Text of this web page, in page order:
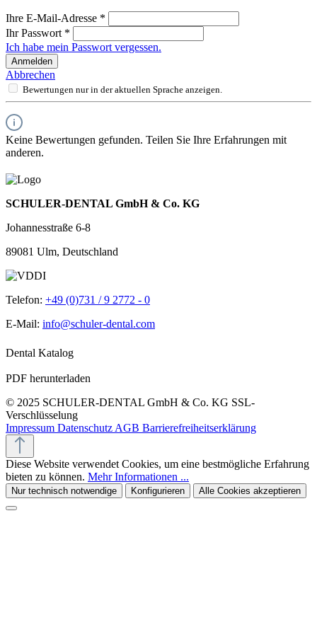
Ihre E-Mail-Adresse *
Ihr Passwort *
Ich habe mein Passwort vergessen.
Anmelden
Abbrechen
Bewertungen nur in der aktuellen Sprache anzeigen.
Keine Bewertungen gefunden. Teilen Sie Ihre Erfahrungen mit
anderen.
SCHULER-DENTAL GmbH & Co. KG
Johannesstraße 6-8
89081 Ulm, Deutschland
Telefon: +49 (0)731 / 9 2772 - 0
E-Mail: info@schuler-dental.com
Dental Katalog
PDF herunterladen
© 2025 SCHULER-DENTAL GmbH & Co. KG SSL-
Verschlüsselung
Impressum Datenschutz AGB Barrierefreiheitserklärung
Diese Website verwendet Cookies, um eine bestmögliche Erfahrung
bieten zu können. Mehr Informationen ...
Nur technisch notwendige Konfigurieren Alle Cookies akzeptieren